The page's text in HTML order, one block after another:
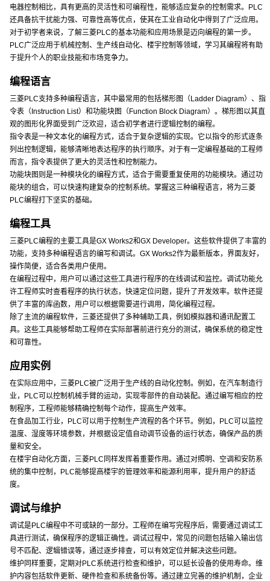
电器控制相比，具有更高的灵活性和可编程性，能够适应复杂的控制需求。PLC
还具备抗干扰能力强、可靠性高等优点，使其在工业自动化中得到了广泛应用。
对于初学者来说，了解三菱PLC的基本功能和应用场景是迈向编程的第一步。
PLC广泛应用于机械控制、生产线自动化、楼宇控制等领域，学习其编程将有助
于提升个人的职业技能和市场竞争力。
编程语言
三菱PLC支持多种编程语言，其中最常用的包括梯形图（Ladder Diagram）、指
令表（Instruction List）和功能块图（Function Block Diagram）。梯形图以其直
观的图形化界面受到广泛欢迎，适合初学者进行逻辑控制的编程。
指令表是一种文本化的编程方式，适合于复杂逻辑的实现。它以指令的形式逐条
列出控制逻辑，能够清晰地表达程序的执行顺序。对于有一定编程基础的工程师
而言，指令表提供了更大的灵活性和控制能力。
功能块图则是一种模块化的编程方式，适合于需要重复使用的功能模块。通过功
能块的组合，可以快速构建复杂的控制系统。掌握这三种编程语言，将为三菱
PLC编程打下坚实的基础。
编程工具
三菱PLC编程的主要工具是GX Works2和GX Developer。这些软件提供了丰富的
功能，支持多种编程语言的编写和调试。GX Works2作为最新版本，界面友好，
操作简便，适合各类用户使用。
在编程过程中，用户可以通过这些工具进行程序的在线调试和监控。调试功能允
许工程师实时查看程序的执行状态，快速定位问题，提升了开发效率。软件还提
供了丰富的库函数，用户可以根据需要进行调用，简化编程过程。
除了主流的编程软件，三菱还提供了多种辅助工具，例如模拟器和通讯配置工
具。这些工具能够帮助工程师在实际部署前进行充分的测试，确保系统的稳定性
和可靠性。
应用实例
在实际应用中，三菱PLC被广泛用于生产线的自动化控制。例如，在汽车制造行
业，PLC可以控制机械手臂的运动，实现零部件的自动装配。通过编写相应的控
制程序，工程师能够精确控制每个动作，提高生产效率。
在食品加工行业，PLC可以用于控制生产流程的各个环节。例如，PLC可以监控
温度、湿度等环境参数，并根据设定值自动调节设备的运行状态，确保产品的质
量和安全。
在楼宇自动化方面，三菱PLC同样发挥着重要作用。通过对照明、空调和安防系
统的集中控制，PLC能够提高楼宇的管理效率和能源利用率，提升用户的舒适
度。
调试与维护
调试是PLC编程中不可或缺的一部分。工程师在编写完程序后，需要通过调试工
具进行测试，确保程序的逻辑正确性。调试过程中，常见的问题包括输入输出信
号不匹配、逻辑错误等，通过逐步排查，可以有效定位并解决这些问题。
维护同样重要，定期对PLC系统进行检查和维护，可以延长设备的使用寿命。维
护内容包括软件更新、硬件检查和系统备份等。通过建立完善的维护机制，企业